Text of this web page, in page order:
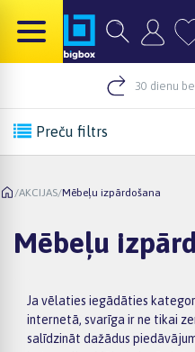
30 dienu
Preču filtrs
/AKCIJAS/Mēbeļu izpārdošana
Mēbeļu
Ja vēlaties iegādāties
internetā, svarīga ir ne tikai
salīdzināt dažādus